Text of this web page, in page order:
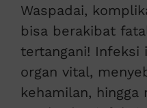
Waspadai,
bisa berakibat
tertangani! Infeksi
organ vital,
kehamilan, hingga